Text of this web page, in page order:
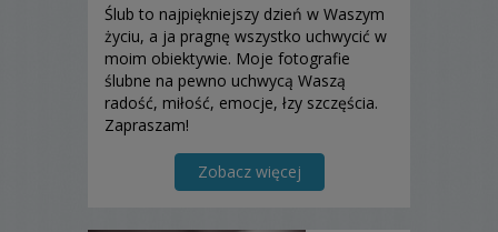
Ślub to najpiękniejszy dzień w Waszym
życiu, a ja pragnę wszystko uchwycić w
moim obiektywie. Moje fotografie
ślubne na pewno uchwycą Waszą
radość, miłość, emocje, łzy szczęścia.
Zapraszam!
Zobacz więcej